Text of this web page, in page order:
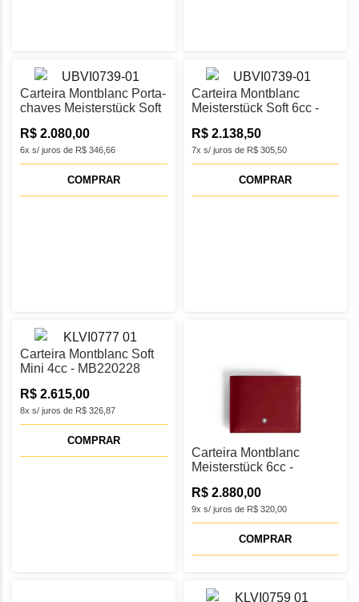
Carteira Montblanc Porta-
chaves Meisterstück Soft
6x s/ juros de R$ 346,66
R$ 2.080,00
COMPRAR
Carteira Montblanc
Meisterstück Soft 6cc -
7x s/ juros de R$ 305,50
R$ 2.138,50
COMPRAR
Carteira Montblanc Soft
Mini 4cc - MB220228
8x s/ juros de R$ 326,87
R$ 2.615,00
COMPRAR
Carteira Montblanc
Meisterstück 6cc -
9x s/ juros de R$ 320,00
R$ 2.880,00
COMPRAR